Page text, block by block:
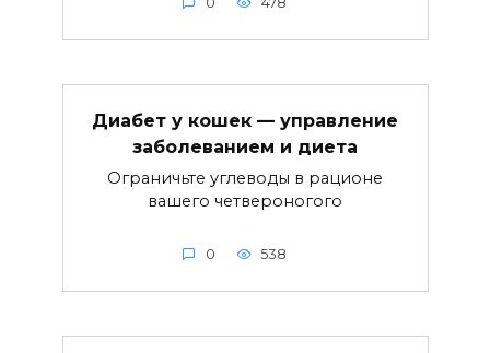
Диабет у кошек — управление
заболеванием и диета
Ограничьте углеводы в рационе
вашего четвероногого
0 538